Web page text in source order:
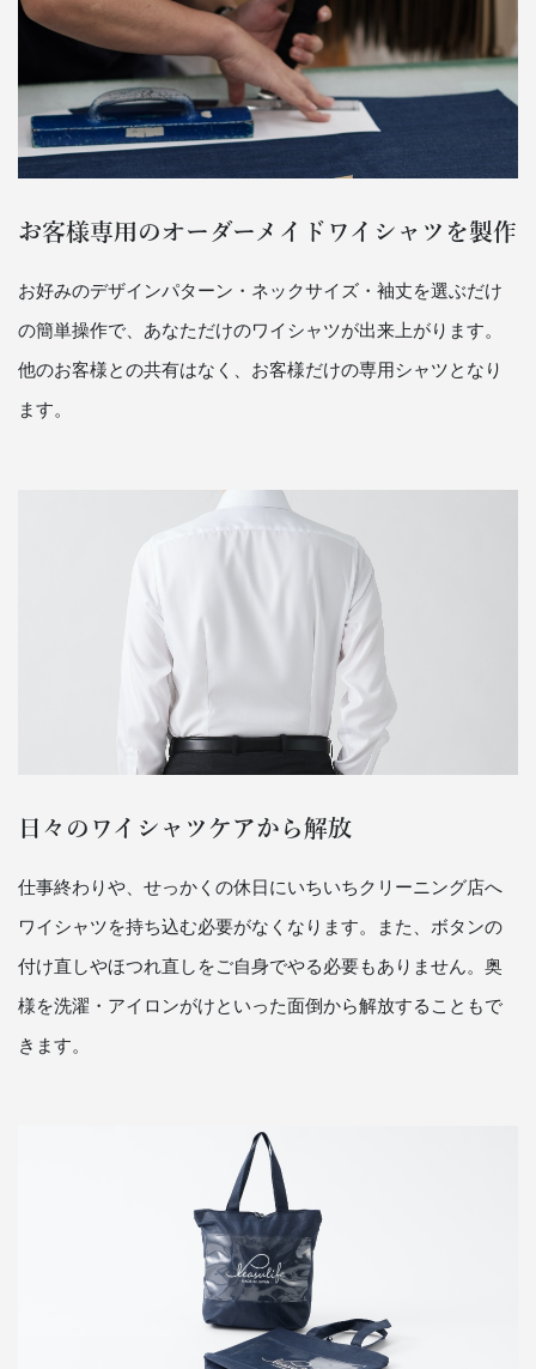
お客様専用のオーダーメイドワイシャツを製作
お好みのデザインパターン・ネックサイズ・袖丈を選ぶだけ
の簡単操作で、あなただけのワイシャツが出来上がります。
他のお客様との共有はなく、お客様だけの専用シャツとなり
ます。
日々のワイシャツケアから解放
仕事終わりや、せっかくの休日にいちいちクリーニング店へ
ワイシャツを持ち込む必要がなくなります。また、ボタンの
付け直しやほつれ直しをご自身でやる必要もありません。奥
様を洗濯・アイロンがけといった面倒から解放することもで
きます。